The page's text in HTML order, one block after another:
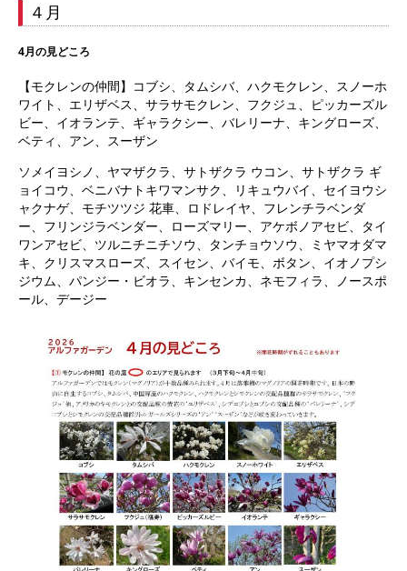
４月
4月の見どころ
【モクレンの仲間】コブシ、タムシバ、ハクモクレン、スノーホ
ワイト、エリザベス、サラサモクレン、フクジュ、ピッカーズル
ビー、イオランテ、ギャラクシー、バレリーナ、キングローズ、
ベティ、アン、スーザン
ソメイヨシノ、ヤマザクラ、サトザクラ ウコン、サトザクラ ギ
ョイコウ、ベニバナトキワマンサク、リキュウバイ、セイヨウシ
ャクナゲ、モチツツジ 花車、ロドレイヤ、フレンチラベンダ
ー、フリンジラベンダー、ローズマリー、アケボノアセビ、タイ
ワンアセビ、ツルニチニチソウ、タンチョウソウ、ミヤマオダマ
キ、クリスマスローズ、スイセン、バイモ、ボタン、イオノプシ
ジウム、パンジー・ビオラ、キンセンカ、ネモフィラ、ノースポ
ール、デージー